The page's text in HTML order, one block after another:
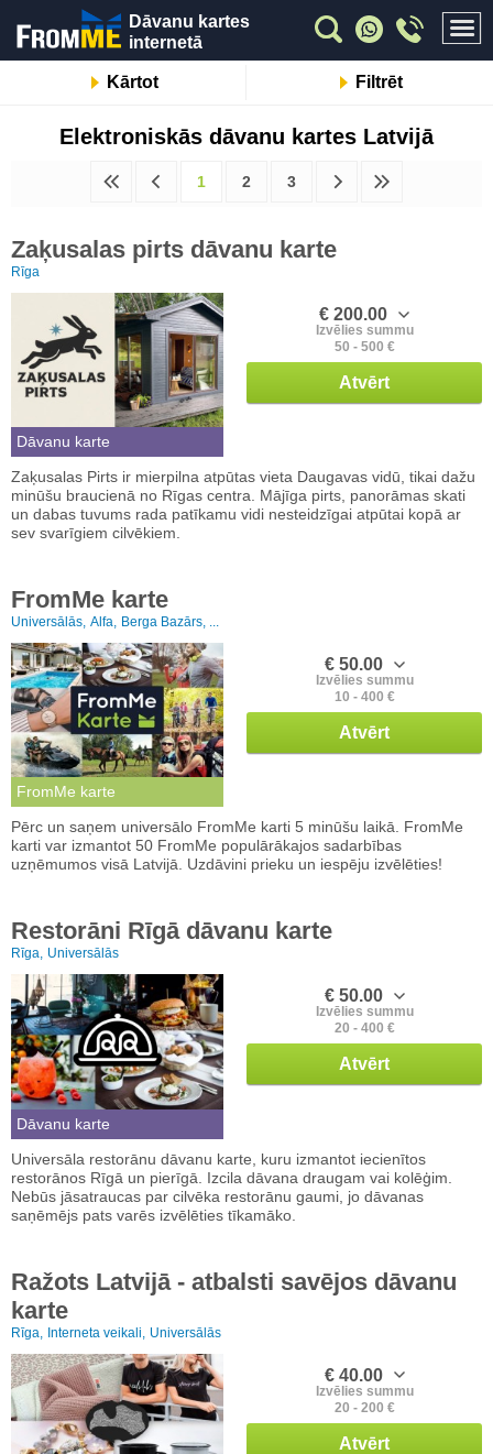
Dāvanu kartes
internetā
Kārtot Filtrēt
Elektroniskās dāvanu kartes Latvijā
1 2 3
Zaķusalas pirts dāvanu karte
Rīga
Dāvanu karte
€ 200.00
Izvēlies summu
50 - 500 €
Atvērt
Zaķusalas Pirts ir mierpilna atpūtas vieta Daugavas vidū, tikai dažu
minūšu braucienā no Rīgas centra. Mājīga pirts, panorāmas skati
un dabas tuvums rada patīkamu vidi nesteidzīgai atpūtai kopā ar
sev svarīgiem cilvēkiem.
FromMe karte
Universālās, Alfa, Berga Bazārs, ...
FromMe karte
€ 50.00
Izvēlies summu
10 - 400 €
Atvērt
Pērc un saņem universālo FromMe karti 5 minūšu laikā. FromMe
karti var izmantot 50 FromMe populārākajos sadarbības
uzņēmumos visā Latvijā. Uzdāvini prieku un iespēju izvēlēties!
Restorāni Rīgā dāvanu karte
Rīga, Universālās
Dāvanu karte
€ 50.00
Izvēlies summu
20 - 400 €
Atvērt
Universāla restorānu dāvanu karte, kuru izmantot iecienītos
restorānos Rīgā un pierīgā. Izcila dāvana draugam vai kolēģim.
Nebūs jāsatraucas par cilvēka restorānu gaumi, jo dāvanas
saņēmējs pats varēs izvēlēties tīkamāko.
Ražots Latvijā - atbalsti savējos dāvanu
karte
Rīga, Interneta veikali, Universālās
€ 40.00
Izvēlies summu
20 - 200 €
Atvērt